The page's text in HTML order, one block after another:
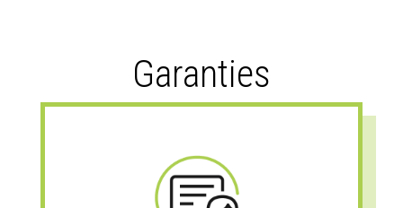
Garanties